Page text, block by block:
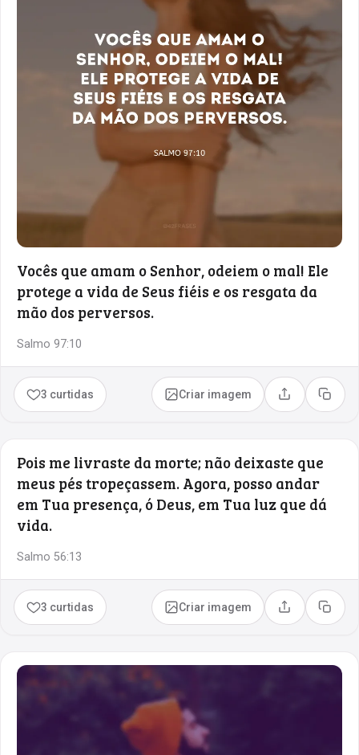
Vocês que amam o Senhor, odeiem o mal! Ele
protege a vida de Seus fiéis e os resgata da
mão dos perversos.
Salmo 97:10
3 curtidas Criar imagem Compartilhar
Copiar
Pois me livraste da morte; não deixaste que
meus pés tropeçassem. Agora, posso andar
em Tua presença, ó Deus, em Tua luz que dá
vida.
Salmo 56:13
3 curtidas Criar imagem Compartilhar
Copiar